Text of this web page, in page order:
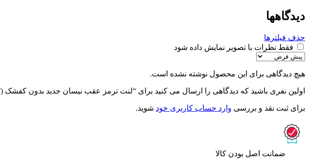
دیدگاهها
حذف فیلترها
فقط نظرات با تصویر نمایش داده شود
هیچ دیدگاهی برای این محصول نوشته نشده است.
اولین نفری باشید که دیدگاهی را ارسال می کنید برای “لنت ترمز عقب نیسان جدید بدون کفشک (7 میل) بی سوراخ – جهان لنت”
برای ثبت نقد و بررسی وارد حساب کاربری خود شوید.
ﺿﻤﺎﻧﺖ اﺻﻞ ﺑﻮدن ﮐﺎﻟﺎ